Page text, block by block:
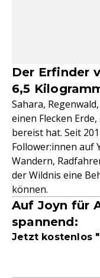
Der Erfinder
6,5
Sahara,
einen Flecken
bereist hat. Seit
Follower:innen auf
Wandern,
der Wildnis eine
können.
Auf Joyn für
spannend:
Jetzt kostenlos